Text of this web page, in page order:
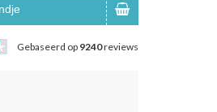
Gebaseerd op 9240reviews